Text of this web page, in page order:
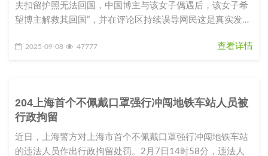
夫扣留护照无法回国，中国博主与该女子偶遇后，该女子希
望博主解救其回国”，并在评论区持续误导网民这是真实发生
2025-09-08 47777 查看详情
204上海首个不佩戴口罩强行冲闯地铁车站人员被
行政拘留
近日，上海警方对上海市首个不佩戴口罩强行冲闯地铁车站
的违法人员作出行政拘留处罚。2月7日14时58分，违法人